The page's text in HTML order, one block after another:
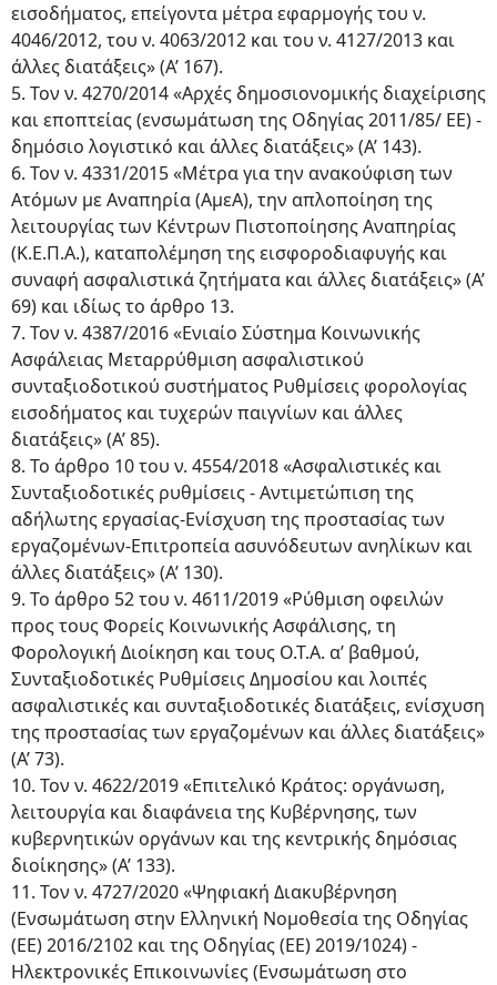
εισοδήματος, επείγοντα μέτρα εφαρμογής του ν.
4046/2012, του ν. 4063/2012 και του ν. 4127/2013 και
άλλες διατάξεις» (Α’ 167).
5. Τον ν. 4270/2014 «Αρχές δημοσιονομικής διαχείρισης
και εποπτείας (ενσωμάτωση της Οδηγίας 2011/85/ ΕΕ) -
δημόσιο λογιστικό και άλλες διατάξεις» (Α’ 143).
6. Τον ν. 4331/2015 «Μέτρα για την ανακούφιση των
Ατόμων με Αναπηρία (ΑμεΑ), την απλοποίηση της
λειτουργίας των Κέντρων Πιστοποίησης Αναπηρίας
(Κ.Ε.Π.Α.), καταπολέμηση της εισφοροδιαφυγής και
συναφή ασφαλιστικά ζητήματα και άλλες διατάξεις» (Α’
69) και ιδίως το άρθρο 13.
7. Τον ν. 4387/2016 «Ενιαίο Σύστημα Κοινωνικής
Ασφάλειας Μεταρρύθμιση ασφαλιστικού
συνταξιοδοτικού συστήματος Ρυθμίσεις φορολογίας
εισοδήματος και τυχερών παιγνίων και άλλες
διατάξεις» (Α’ 85).
8. Το άρθρο 10 του ν. 4554/2018 «Ασφαλιστικές και
Συνταξιοδοτικές ρυθμίσεις - Αντιμετώπιση της
αδήλωτης εργασίας-Ενίσχυση της προστασίας των
εργαζομένων-Επιτροπεία ασυνόδευτων ανηλίκων και
άλλες διατάξεις» (Α’ 130).
9. Το άρθρο 52 του ν. 4611/2019 «Ρύθμιση οφειλών
προς τους Φορείς Κοινωνικής Ασφάλισης, τη
Φορολογική Διοίκηση και τους Ο.Τ.Α. α’ βαθμού,
Συνταξιοδοτικές Ρυθμίσεις Δημοσίου και λοιπές
ασφαλιστικές και συνταξιοδοτικές διατάξεις, ενίσχυση
της προστασίας των εργαζομένων και άλλες διατάξεις»
(Α’ 73).
10. Τον ν. 4622/2019 «Επιτελικό Κράτος: οργάνωση,
λειτουργία και διαφάνεια της Κυβέρνησης, των
κυβερνητικών οργάνων και της κεντρικής δημόσιας
διοίκησης» (Α’ 133).
11. Τον ν. 4727/2020 «Ψηφιακή Διακυβέρνηση
(Ενσωμάτωση στην Ελληνική Νομοθεσία της Οδηγίας
(ΕΕ) 2016/2102 και της Οδηγίας (ΕΕ) 2019/1024) -
Ηλεκτρονικές Επικοινωνίες (Ενσωμάτωση στο